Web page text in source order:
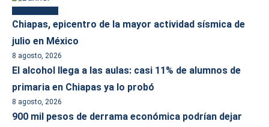
Chiapas, epicentro de la mayor actividad sísmica de
julio en México
8 agosto, 2026
El alcohol llega a las aulas: casi 11% de alumnos de
primaria en Chiapas ya lo probó
8 agosto, 2026
900 mil pesos de derrama económica podrían dejar